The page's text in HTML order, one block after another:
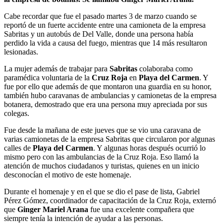
Cabe recordar que fue el pasado martes 3 de marzo cuando se
reportó de un fuerte accidente entre una camioneta de la empresa
Sabritas y un autobús de Del Valle, donde una persona había
perdido la vida a causa del fuego, mientras que 14 más resultaron
lesionadas.
La mujer además de trabajar para Sabritas colaboraba como
paramédica voluntaria de la Cruz Roja en Playa del Carmen. Y
fue por ello que además de que montaron una guardia en su honor,
también hubo caravanas de ambulancias y camionetas de la empresa
botanera, demostrado que era una persona muy apreciada por sus
colegas.
Fue desde la mañana de este jueves que se vio una caravana de
varias camionetas de la empresa Sabritas que circularon por algunas
calles de Playa del Carmen. Y algunas horas después ocurrió lo
mismo pero con las ambulancias de la Cruz Roja. Eso llamó la
atención de muchos ciudadanos y turistas, quienes en un inicio
desconocían el motivo de este homenaje.
Durante el homenaje y en el que se dio el pase de lista, Gabriel
Pérez Gómez, coordinador de capacitación de la Cruz Roja, externó
que Ginger Mariel Arana fue una excelente compañera que
siempre tenía la intención de ayudar a las personas.